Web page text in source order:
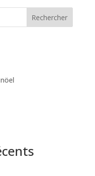
Rechercher